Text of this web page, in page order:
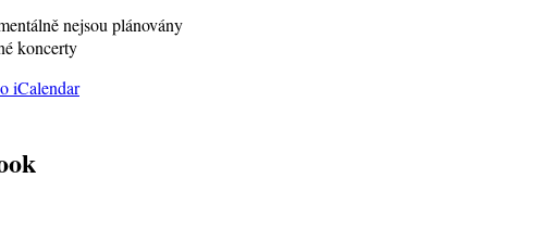
nejsou plánovány
koncerty